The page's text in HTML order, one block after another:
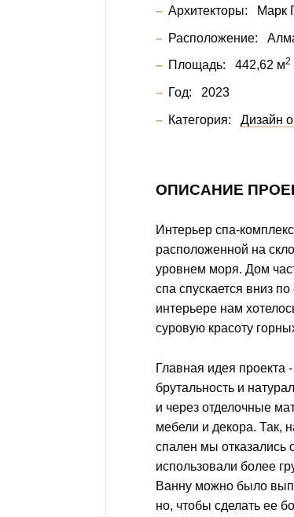
Архитекторы: Марк
Расположение:
Площадь: 442,62 м2
Год: 2023
Категория: Дизайн
ОПИСАНИЕ
Интерьер спа-
расположенной на
уровнем моря. Дом
спа спускается вниз
интерьере нам
суровую красоту
Главная идея проекта
брутальность и
и через отделочные
мебели и декора. Так,
спален мы отказались
использовали более
Ванну можно было
но, чтобы сделать ее